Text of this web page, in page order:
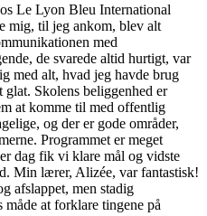
Le Lyon Bleu International
mig, til jeg ankom, blev alt
med
de svarede altid hurtigt, var
med alt, hvad jeg havde brug
Skolens beliggenhed er
at komme til med offentlig
og der er gode områder,
Programmet er meget
dag fik vi klare mål og vidste
Min lærer, Alizée, var fantastisk!
afslappet, men stadig
at forklare tingene på